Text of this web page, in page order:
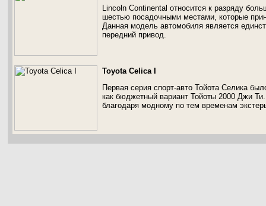
Lincoln Continental относится к разряду
шестью посадочными местами, которые
Данная модель автомобиля является
передний привод.
Toyota Celica I
Первая серия спорт-авто Тойота Селика
как бюджетный вариант Тойоты 2000 Джи
благодаря модному по тем временам